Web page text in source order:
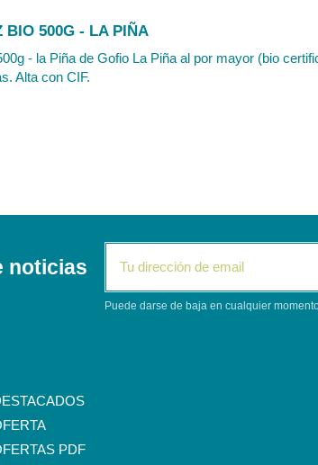
BIO 500G - LA PIÑA
- la Piña de Gofio La Piña al por mayor (bio
Alta con CIF.
noticias
Puede darse de baja en cualquier
PDF